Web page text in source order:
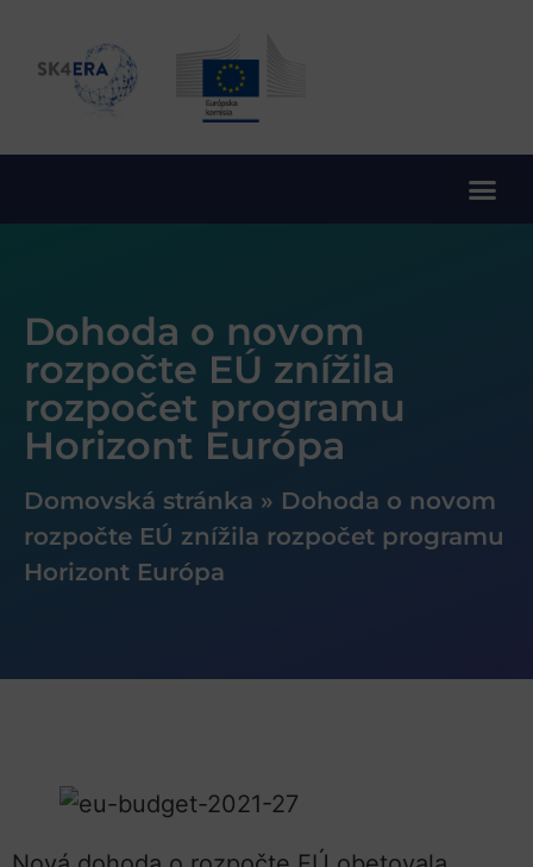
Dohoda o novom
rozpočte EÚ znížila
rozpočet programu
Horizont Európa
Domovská stránka » Dohoda o novom
rozpočte EÚ znížila rozpočet programu
Horizont Európa